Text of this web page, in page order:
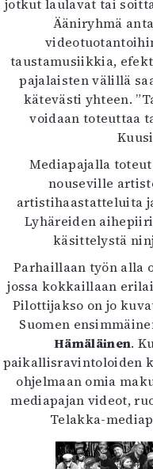
jotkut laulavat tai
Ääniryhmä
taustamusiikkia,
pajalaisten välillä
kätevästi yhteen.
voidaan toteuttaa
Mediapajalla
nouseville
artistihaastatteluita
Lyhäreiden
käsittelystä
Parhaillaan työn alla
jossa kokkaillaan
Pilottijakso on jo
Suomen
Hämäläinen.
paikallisravintoloiden
ohjelmaan omia
mediapajan videot,
Telakka-